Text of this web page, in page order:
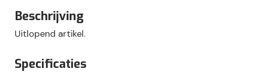
Beschrijving
Uitlopend artikel.
Specificaties